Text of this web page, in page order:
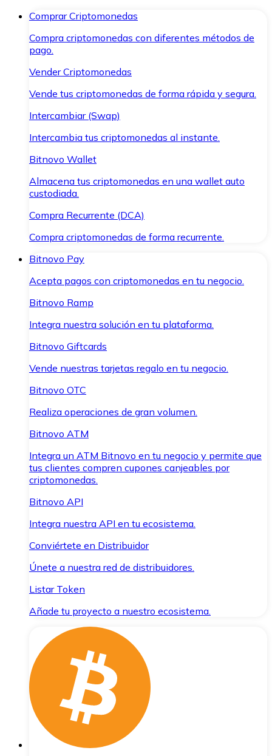
Comprar Criptomonedas
Compra criptomonedas con diferentes métodos de
pago.
Vender Criptomonedas
Vende tus criptomonedas de forma rápida y segura.
Intercambiar (Swap)
Intercambia tus criptomonedas al instante.
Bitnovo Wallet
Almacena tus criptomonedas en una wallet auto
custodiada.
Compra Recurrente (DCA)
Compra criptomonedas de forma recurrente.
Bitnovo Pay
Acepta pagos con criptomonedas en tu negocio.
Bitnovo Ramp
Integra nuestra solución en tu plataforma.
Bitnovo Giftcards
Vende nuestras tarjetas regalo en tu negocio.
Bitnovo OTC
Realiza operaciones de gran volumen.
Bitnovo ATM
Integra un ATM Bitnovo en tu negocio y permite que
tus clientes compren cupones canjeables por
criptomonedas.
Bitnovo API
Integra nuestra API en tu ecosistema.
Conviértete en Distribuidor
Únete a nuestra red de distribuidores.
Listar Token
Añade tu proyecto a nuestro ecosistema.